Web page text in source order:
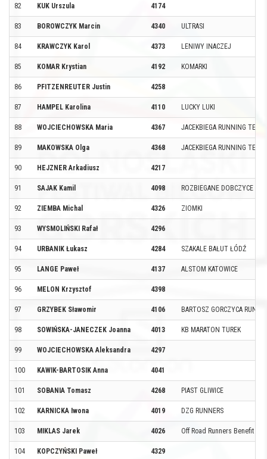
82 KUK Urszula 4174
83 BOROWCZYK Marcin 4340 ULTRASI
84 KRAWCZYK Karol 4373 LENIWY INACZEJ
85 KOMAR Krystian 4192 KOMARKI
86 PFITZENREUTER Justin 4258
87 HAMPEL Karolina 4110 LUCKY LUKI
88 WOJCIECHOWSKA Maria 4367 JACEKBIEGA RUNNING TEAM
89 MAKOWSKA Olga 4368 JACEKBIEGA RUNNING TEAM
90 HEJZNER Arkadiusz 4217
91 SAJAK Kamil 4098 ROZBIEGANE DOBCZYCE
92 ZIEMBA Michal 4326 ZIOMKI
93 WYSMOLIŃSKI Rafał 4296
94 URBANIK Łukasz 4284 SZAKALE BAŁUT ŁÓDŹ
95 LANGE Paweł 4137 ALSTOM KATOWICE
96 MELON Krzysztof 4398
97 GRZYBEK Sławomir 4106 BARTOSZ GORCZYCA
98 SOWIŃSKA-JANECZEK Joanna 4013 KB MARATON TUREK
99 WOJCIECHOWSKA Aleksandra 4297
100 KAWIK-BARTOSIK Anna 4041
101 SOBANIA Tomasz 4268 PIAST GLIWICE
102 KARNICKA Iwona 4019 DZG RUNNERS
103 MIKLAS Jarek 4026 Off Road Runners Benefit
104 KOPCZYŃSKI Paweł 4329